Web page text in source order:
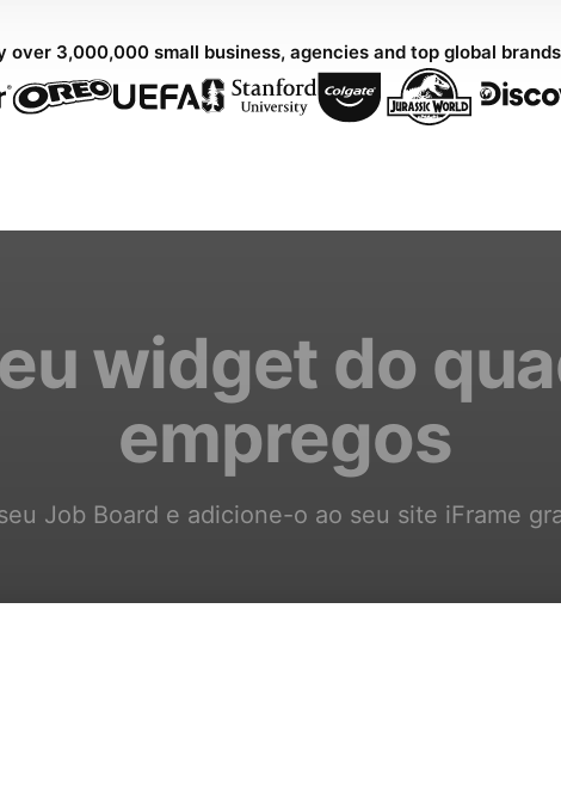
over 3,000,000 small business, agencies and top global
widget do
empregos
Job Board e adicione-o ao seu site iFrame